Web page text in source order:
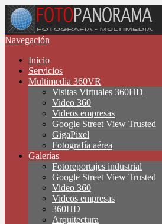
Navegación
Inicio
Servicios
Multimedia 360VR
Visitas Virtuales 360HD
Video 360
Videos empresas
Google Street View Trusted
GigaPixel
Fotografía aérea
Galerías
Fotoreportajes industrial
Google Street View Trusted
Video 360
Videos empresas
360HD
Arquitectura